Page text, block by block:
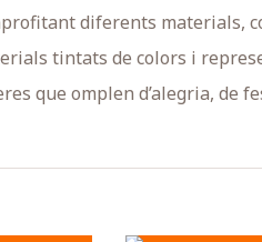
diferents materials,
tintats de colors i
que omplen d’alegria, de